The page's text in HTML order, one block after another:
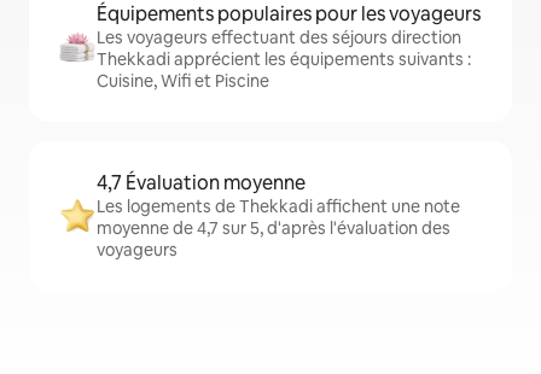
Équipements populaires pour les voyageurs
Les voyageurs effectuant des séjours direction
Thekkadi apprécient les équipements suivants :
Cuisine, Wifi et Piscine
4,7 Évaluation moyenne
Les logements de Thekkadi affichent une note
moyenne de 4,7 sur 5, d'après l'évaluation des
voyageurs